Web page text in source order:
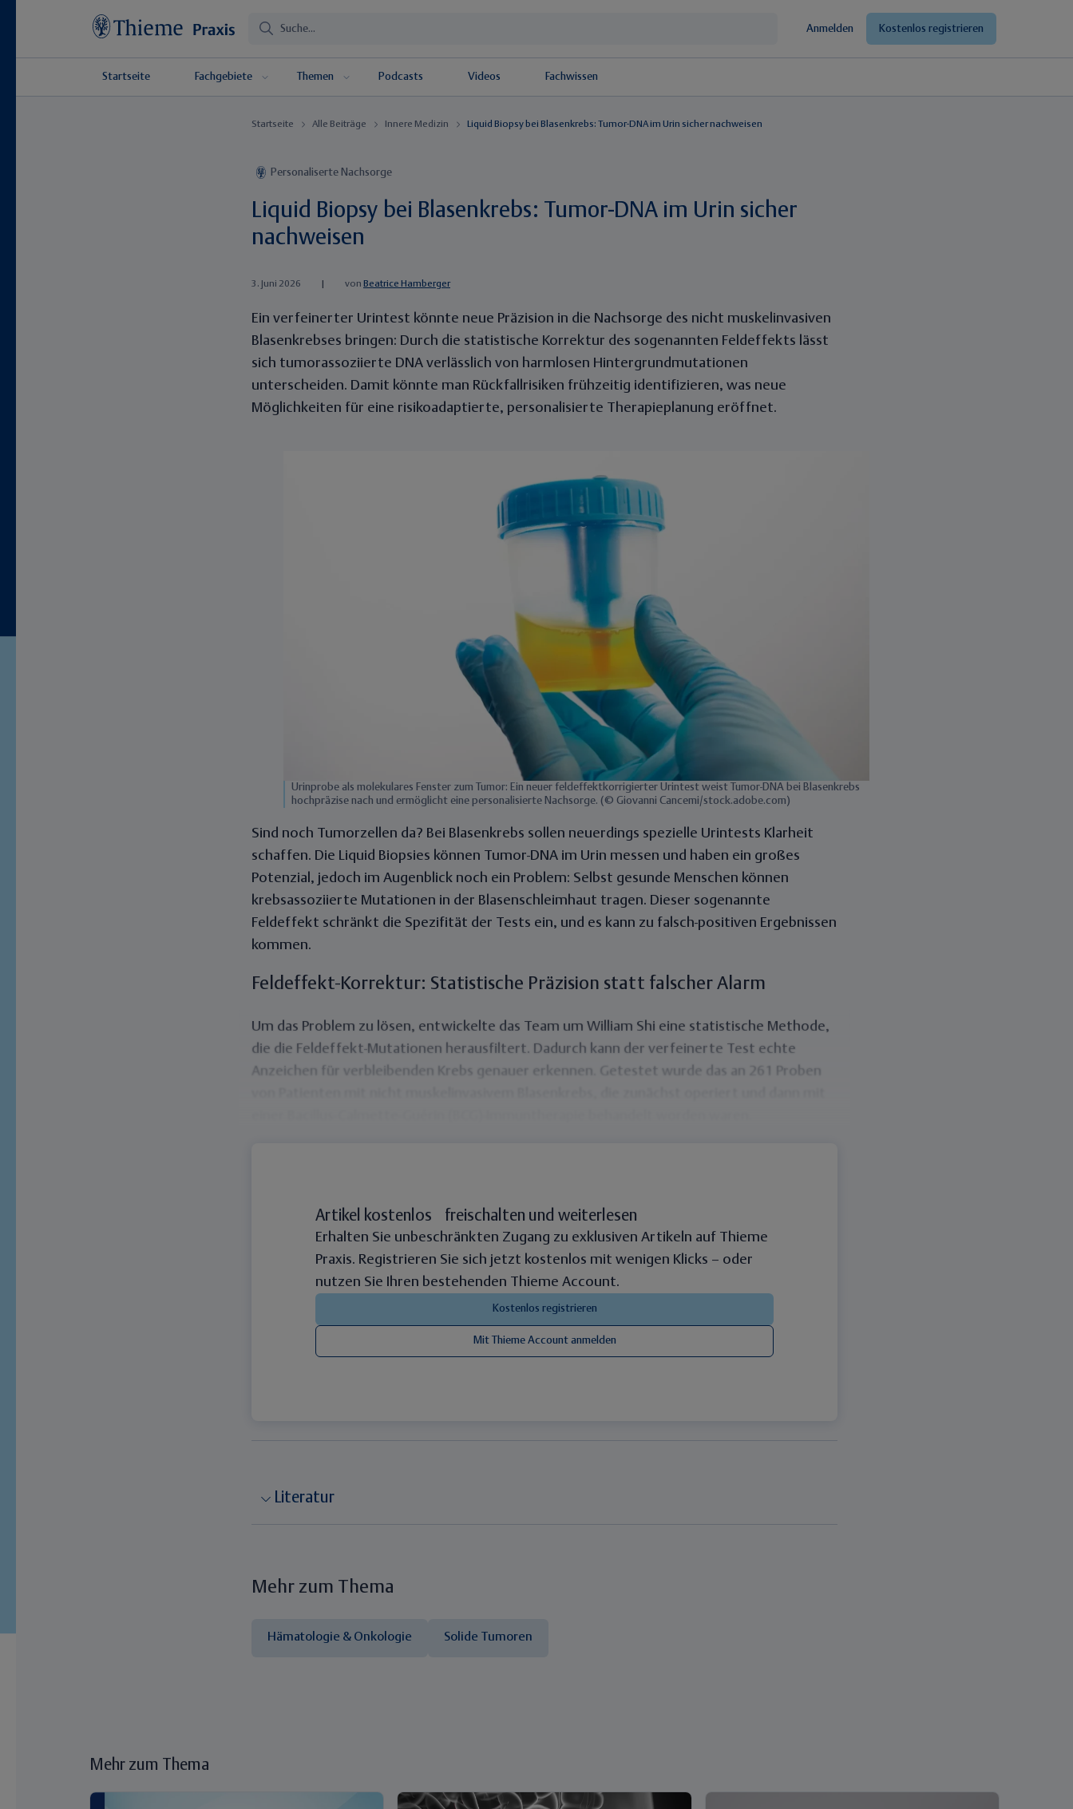
Anmelden Kostenlos registrieren
Startseite Fachgebiete Themen Podcasts Videos Fachwissen
Startseite Alle Beiträge Innere Medizin Liquid Biopsy bei Blasenkrebs: Tumor-DNA im Urin sicher nachweisen
Personaliserte Nachsorge
Liquid Biopsy bei Blasenkrebs: Tumor-DNA im Urin sicher
nachweisen
3. Juni 2026 von Beatrice Hamberger
Ein verfeinerter Urintest könnte neue Präzision in die Nachsorge des nicht muskelinvasiven
Blasenkrebses bringen: Durch die statistische Korrektur des sogenannten Feldeffekts lässt
sich tumorassoziierte DNA verlässlich von harmlosen Hintergrundmutationen
unterscheiden. Damit könnte man Rückfallrisiken frühzeitig identifizieren, was neue
Möglichkeiten für eine risikoadaptierte, personalisierte Therapieplanung eröffnet.
Urinprobe als molekulares Fenster zum Tumor: Ein neuer feldeffektkorrigierter Urintest weist Tumor-DNA bei Blasenkrebs
hochpräzise nach und ermöglicht eine personalisierte Nachsorge. (© Giovanni Cancemi/stock.adobe.com)
Sind noch Tumorzellen da? Bei Blasenkrebs sollen neuerdings spezielle Urintests Klarheit
schaffen. Die Liquid Biopsies können Tumor-DNA im Urin messen und haben ein großes
Potenzial, jedoch im Augenblick noch ein Problem: Selbst gesunde Menschen können
krebsassoziierte Mutationen in der Blasenschleimhaut tragen. Dieser sogenannte
Feldeffekt schränkt die Spezifität der Tests ein, und es kann zu falsch-positiven Ergebnissen
kommen.
Feldeffekt-Korrektur: Statistische Präzision statt falscher Alarm
Um das Problem zu lösen, entwickelte das Team um William Shi eine statistische Methode,
die die Feldeffekt-Mutationen herausfiltert. Dadurch kann der verfeinerte Test echte
Anzeichen für verbleibenden Krebs genauer erkennen. Getestet wurde das an 261 Proben
Artikel kostenlos freischalten und weiterlesen
Erhalten Sie unbeschränkten Zugang zu exklusiven Artikeln auf Thieme
Praxis. Registrieren Sie sich jetzt kostenlos mit wenigen Klicks – oder
nutzen Sie Ihren bestehenden Thieme Account.
Literatur
Mehr zum Thema
Hämatologie & Onkologie Solide Tumoren
Mehr zum Thema